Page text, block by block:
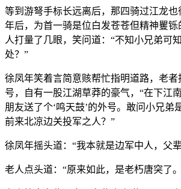
等到游弩手标长远离后，那四骑过江龙
年后，为首一骑是位白发苍苍但精神矍
人打量了几眼，笑问道：“不知小兄弟可
处？”
徐凤年笑着言简意赅帮忙指明道路，老者
号，自有一股江湖草莽的豪气，“在下江
朋友送了个‘鸣天鼓’的外号。敢问小兄弟
前来北凉边关投军之人？”
徐凤年摇头道：“我本就是边军中人，父
老人点头道：“原来如此，是老朽唐突了